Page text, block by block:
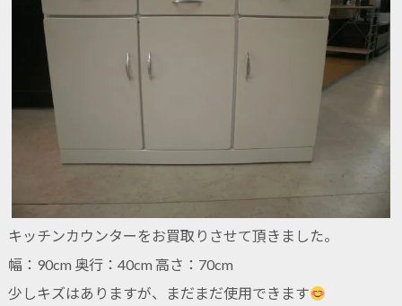
キッチンカウンターをお買取りさせて頂きました。
幅：90cm 奥行：40cm 高さ：70cm
少しキズはありますが、まだまだ使用できます